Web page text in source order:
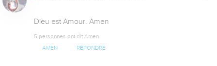
Dieu est Amour. Amen
5 personnes ont dit Amen
AMEN RÉPONDRE